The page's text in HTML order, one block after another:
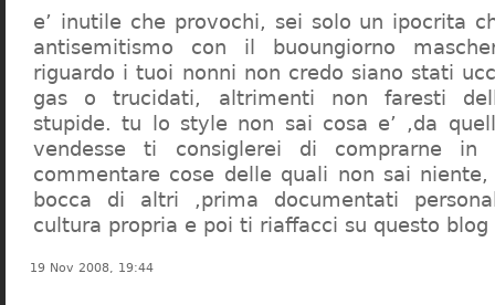
e’ inutile che provochi, sei solo un ipocrita
antisemitismo con il buoungiorno
riguardo i tuoi nonni non credo siano stati
gas o trucidati, altrimenti non faresti
stupide. tu lo style non sai cosa e’ ,da
vendesse ti consiglerei di comprarne in
commentare cose delle quali non sai
bocca di altri ,prima documentati
cultura propria e poi ti riaffacci su questo blog
19 Nov 2008, 19:44